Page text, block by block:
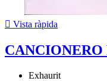
 Vista ràpida
CANCIONERO
Exhaurit